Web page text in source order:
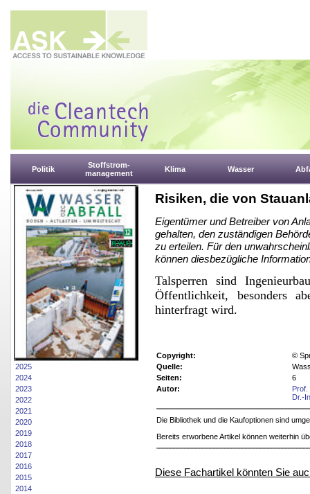
Politik
Stoffstrom-
management
Klima Wasser
2025
2024
2023
2022
2021
2020
2019
2018
2017
2016
2015
2014
Risiken, die von
Eigentümer und Betreiber von
gehalten, den zuständigen
zu erteilen. Für den
können diesbezügliche
Talsperren sind
Öffentlichkeit, besonders
hinterfragt wird.
Copyright:
©
Quelle:
Seiten:
6
Autor:
Dr.-
Die Bibliothek und die Kaufoptionen sind
Bereits erworbene Artikel können weiterhin
Diese Fachartikel könnten Sie